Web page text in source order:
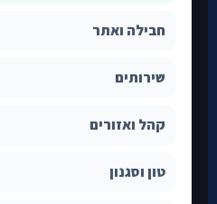
חבילה ואתר
שירותים
קהל ואזורים
טון וסגנון